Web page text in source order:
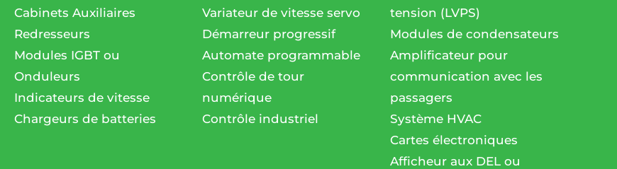
Cabinets Auxiliaires
Redresseurs
Modules IGBT ou
Onduleurs
Indicateurs de vitesse
Chargeurs de batteries
Variateur de vitesse servo
Démarreur progressif
Automate programmable
Contrôle de tour
numérique
Contrôle industriel
tension (LVPS)
Modules de condensateurs
Amplificateur pour
communication avec les
passagers
Système HVAC
Cartes électroniques
Afficheur aux DEL ou